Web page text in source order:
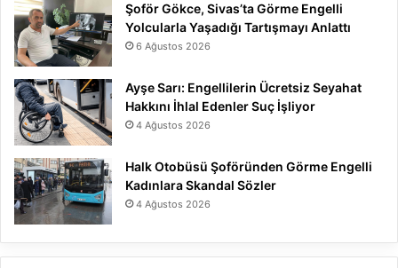
Şoför Gökce, Sivas’ta Görme Engelli
Yolcularla Yaşadığı Tartışmayı Anlattı
6 Ağustos 2026
Ayşe Sarı: Engellilerin Ücretsiz Seyahat
Hakkını İhlal Edenler Suç İşliyor
4 Ağustos 2026
Halk Otobüsü Şoföründen Görme Engelli
Kadınlara Skandal Sözler
4 Ağustos 2026